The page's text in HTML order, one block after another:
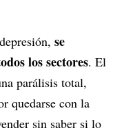
se
los sectores. El
parálisis total,
quedarse con la
sin saber si lo